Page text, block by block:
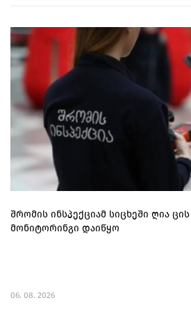
შრომის ინსპექციამ სიცხეში ღია
მონიტორინგი დაიწყო
06. 08. 2026